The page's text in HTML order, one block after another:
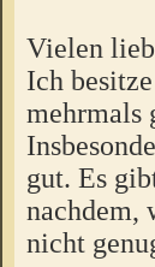
Vielen
Ich
mehrmals
gut. Es
nachdem,
nicht